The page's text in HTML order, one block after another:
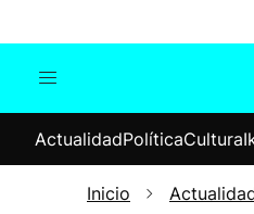
Internacional
ActualidadPolíticaCultura
Inicio